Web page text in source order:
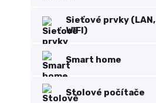
Sieťové prvky (LAN,
WIFI)
Smart home
Stolové počítače